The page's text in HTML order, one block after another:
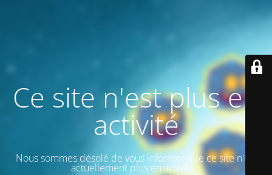
Ce site n'est plus en
activité
Nous sommes désolé de vous informer que ce site n'est
actuellement plus en activité.